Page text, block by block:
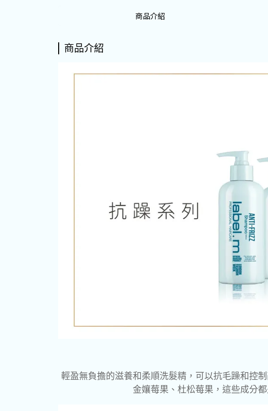
商品介紹
商品介紹
輕盈無負擔的滋養和柔順洗髮精，可以抗毛躁和控
金孃莓果、杜松莓果，這些成分